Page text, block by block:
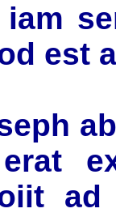
est